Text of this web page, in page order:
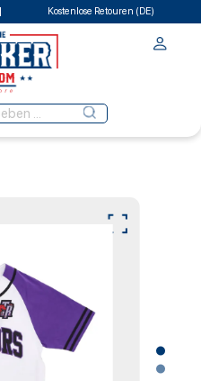
Kostenlose Retouren (DE)